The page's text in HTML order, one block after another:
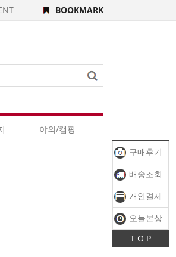
구매후기
배송조회
개인결제
오늘본상
T O P
BOOKMARK
야외/캠핑